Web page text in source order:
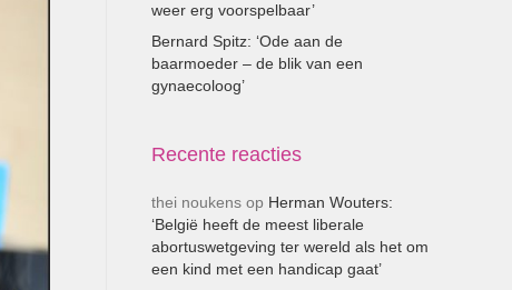
weer erg voorspelbaar’
Bernard Spitz: ‘Ode aan de
baarmoeder – de blik van een
gynaecoloog’
Recente reacties
thei noukensop Herman Wouters:
‘België heeft de meest liberale
abortuswetgeving ter wereld als het om
een kind met een handicap gaat’